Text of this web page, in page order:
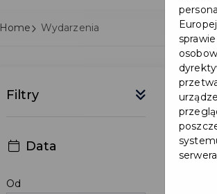
Home Wydarzenia
Filtry
Data
Od